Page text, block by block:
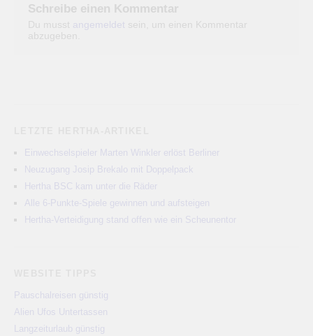
Schreibe einen Kommentar
Du musst angemeldet sein, um einen Kommentar
abzugeben.
Einwechselspieler Marten Winkler erlöst Berliner
Neuzugang Josip Brekalo mit Doppelpack
Hertha BSC kam unter die Räder
Alle 6-Punkte-Spiele gewinnen und aufsteigen
Hertha-Verteidigung stand offen wie ein Scheunentor
Pauschalreisen günstig
Alien Ufos Untertassen
Langzeiturlaub günstig